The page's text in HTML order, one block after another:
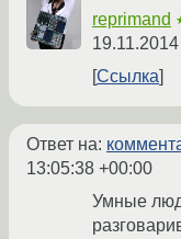
reprimand
Ссылка
Ответ на:
13:05:38 +00:00
Умные